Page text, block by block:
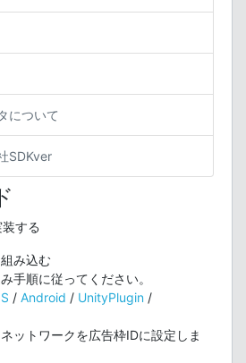
について
SDKver
する
み込む
手順に従ってください。
/ Android / UnityPlugin /
ットワークを広告枠IDに設定しま